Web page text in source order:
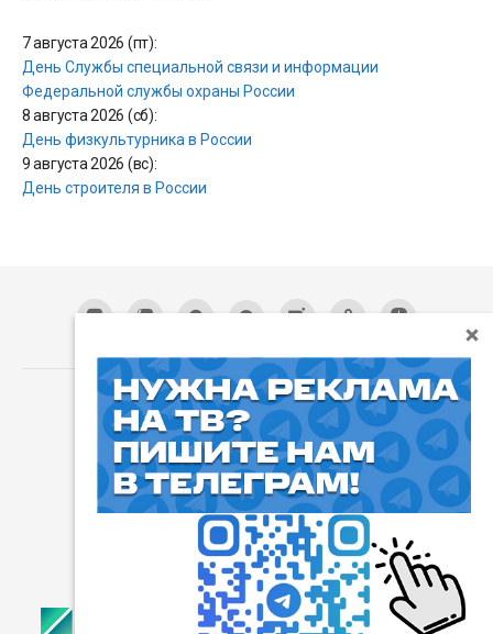
7 августа 2026 (пт):
День Службы специальной связи и информации
Федеральной службы охраны России
8 августа 2026 (сб):
День физкультурника в России
9 августа 2026 (вс):
День строителя в России